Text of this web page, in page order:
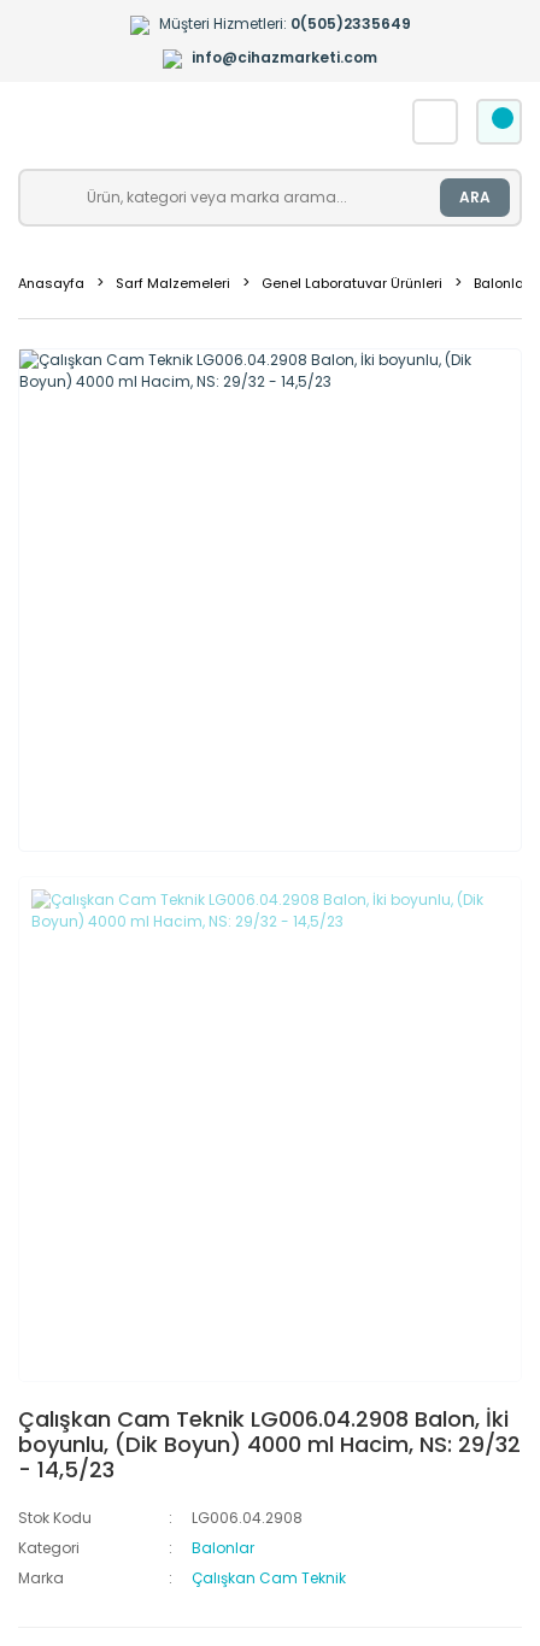
Müşteri Hizmetleri: 0(505)2335649
info@cihazmarketi.com
ARA
Anasayfa Sarf Malzemeleri Genel Laboratuvar Ürünleri Balonlar
Çalışkan Cam Teknik LG006.04.2908 Balon, İki
boyunlu, (Dik Boyun) 4000 ml Hacim, NS: 29/32
- 14,5/23
Stok Kodu
LG006.04.2908
Kategori
Balonlar
Marka
Çalışkan Cam Teknik